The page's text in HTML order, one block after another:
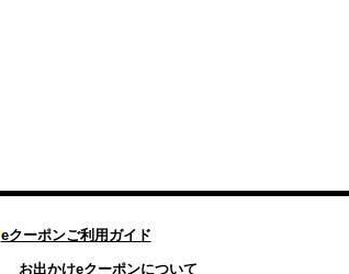
eクーポンご利用ガイド
お出かけeクーポンについて